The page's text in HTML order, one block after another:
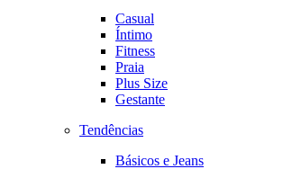
Casual
Íntimo
Fitness
Praia
Plus Size
Gestante
Tendências
Básicos e Jeans